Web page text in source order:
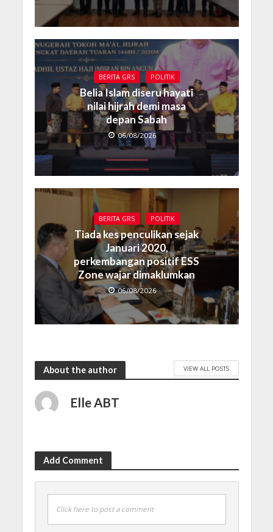
BERITA GRS POLITIK
Belia Islam diseru hayati
nilai hijrah demi masa
depan Sabah
06/08/2026
BERITA GRS POLITIK
Tiada kes penculikan sejak
Januari 2020,
perkembangan positif ESS
Zone wajar dimaklumkan
06/08/2026
About the author VIEW ALL POSTS
Elle ABT
Add Comment
Click here to post a comment